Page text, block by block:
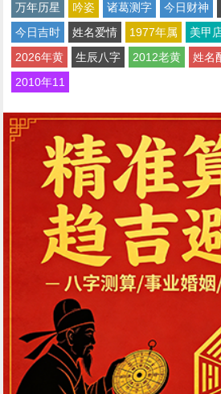
万年历星
吟姿 诸葛测字 今日财神
今日吉时
姓名爱情 1977年属 美甲
2026年黄
生辰八字 2012老黄 姓名
2010年11